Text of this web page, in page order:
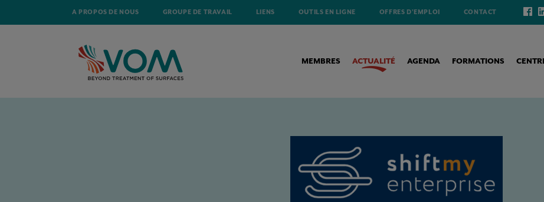
A PROPOS DE NOUS GROUPE DE TRAVAIL LIENS OUTILS EN LIGNE OFFRES D'EMPLOI CONTACT
MEMBRES ACTUALITÉ AGENDA FORMATIONS
ACCUEIL ACTUALITÉ SHIFT MY ENTERPRISE – LA TRANSITION ÉCONOMIQUE, À LA PORTÉE DES PMES ET TPES BRUXELLOISES